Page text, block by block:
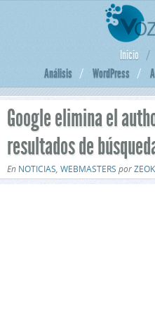
Inicio
Análisis
WordPress
Google elimina el
resultados de
En NOTICIAS, WEBMASTERS por